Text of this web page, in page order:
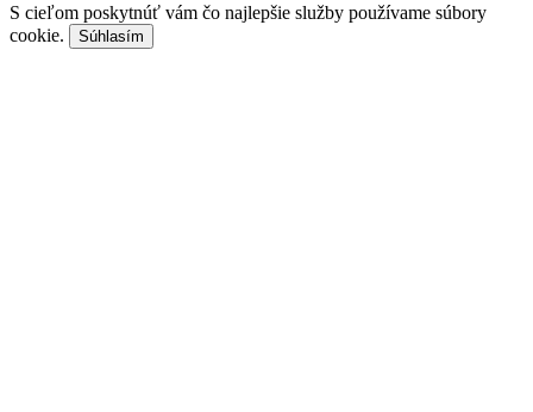
S cieľom poskytnúť vám čo najlepšie služby používame súbory
cookie.
Súhlasím